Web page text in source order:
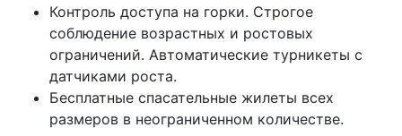
Контроль доступа на горки. Строгое
соблюдение возрастных и ростовых
ограничений. Автоматические турникеты с
датчиками роста.
Бесплатные спасательные жилеты всех
размеров в неограниченном количестве.